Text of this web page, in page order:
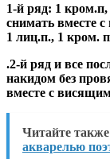
1-й ряд: 1
снимать вместе
1 лиц.п., 1 кром.
.2-й ряд и все
накидом без
вместе с
Читайте
акварелью